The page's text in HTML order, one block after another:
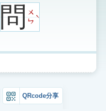
問ㄨ
ㄣ
ˋ
QRcode分享